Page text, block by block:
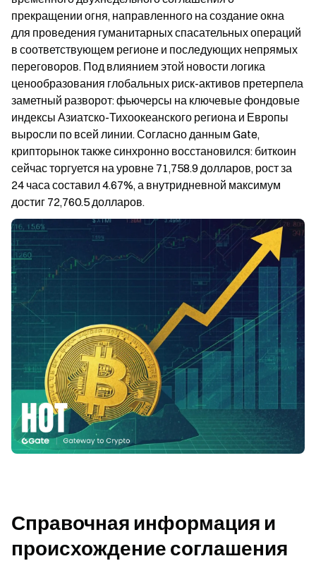
прекращении огня, направленного на создание окна
для проведения гуманитарных спасательных операций
в соответствующем регионе и последующих непрямых
переговоров. Под влиянием этой новости логика
ценообразования глобальных риск-активов претерпела
заметный разворот: фьючерсы на ключевые фондовые
индексы Азиатско-Тихоокеанского региона и Европы
выросли по всей линии. Согласно данным Gate,
крипторынок также синхронно восстановился: биткоин
сейчас торгуется на уровне 71,758.9 долларов, рост за
24 часа составил 4.67%, а внутридневной максимум
Справочная информация и
происхождение соглашения